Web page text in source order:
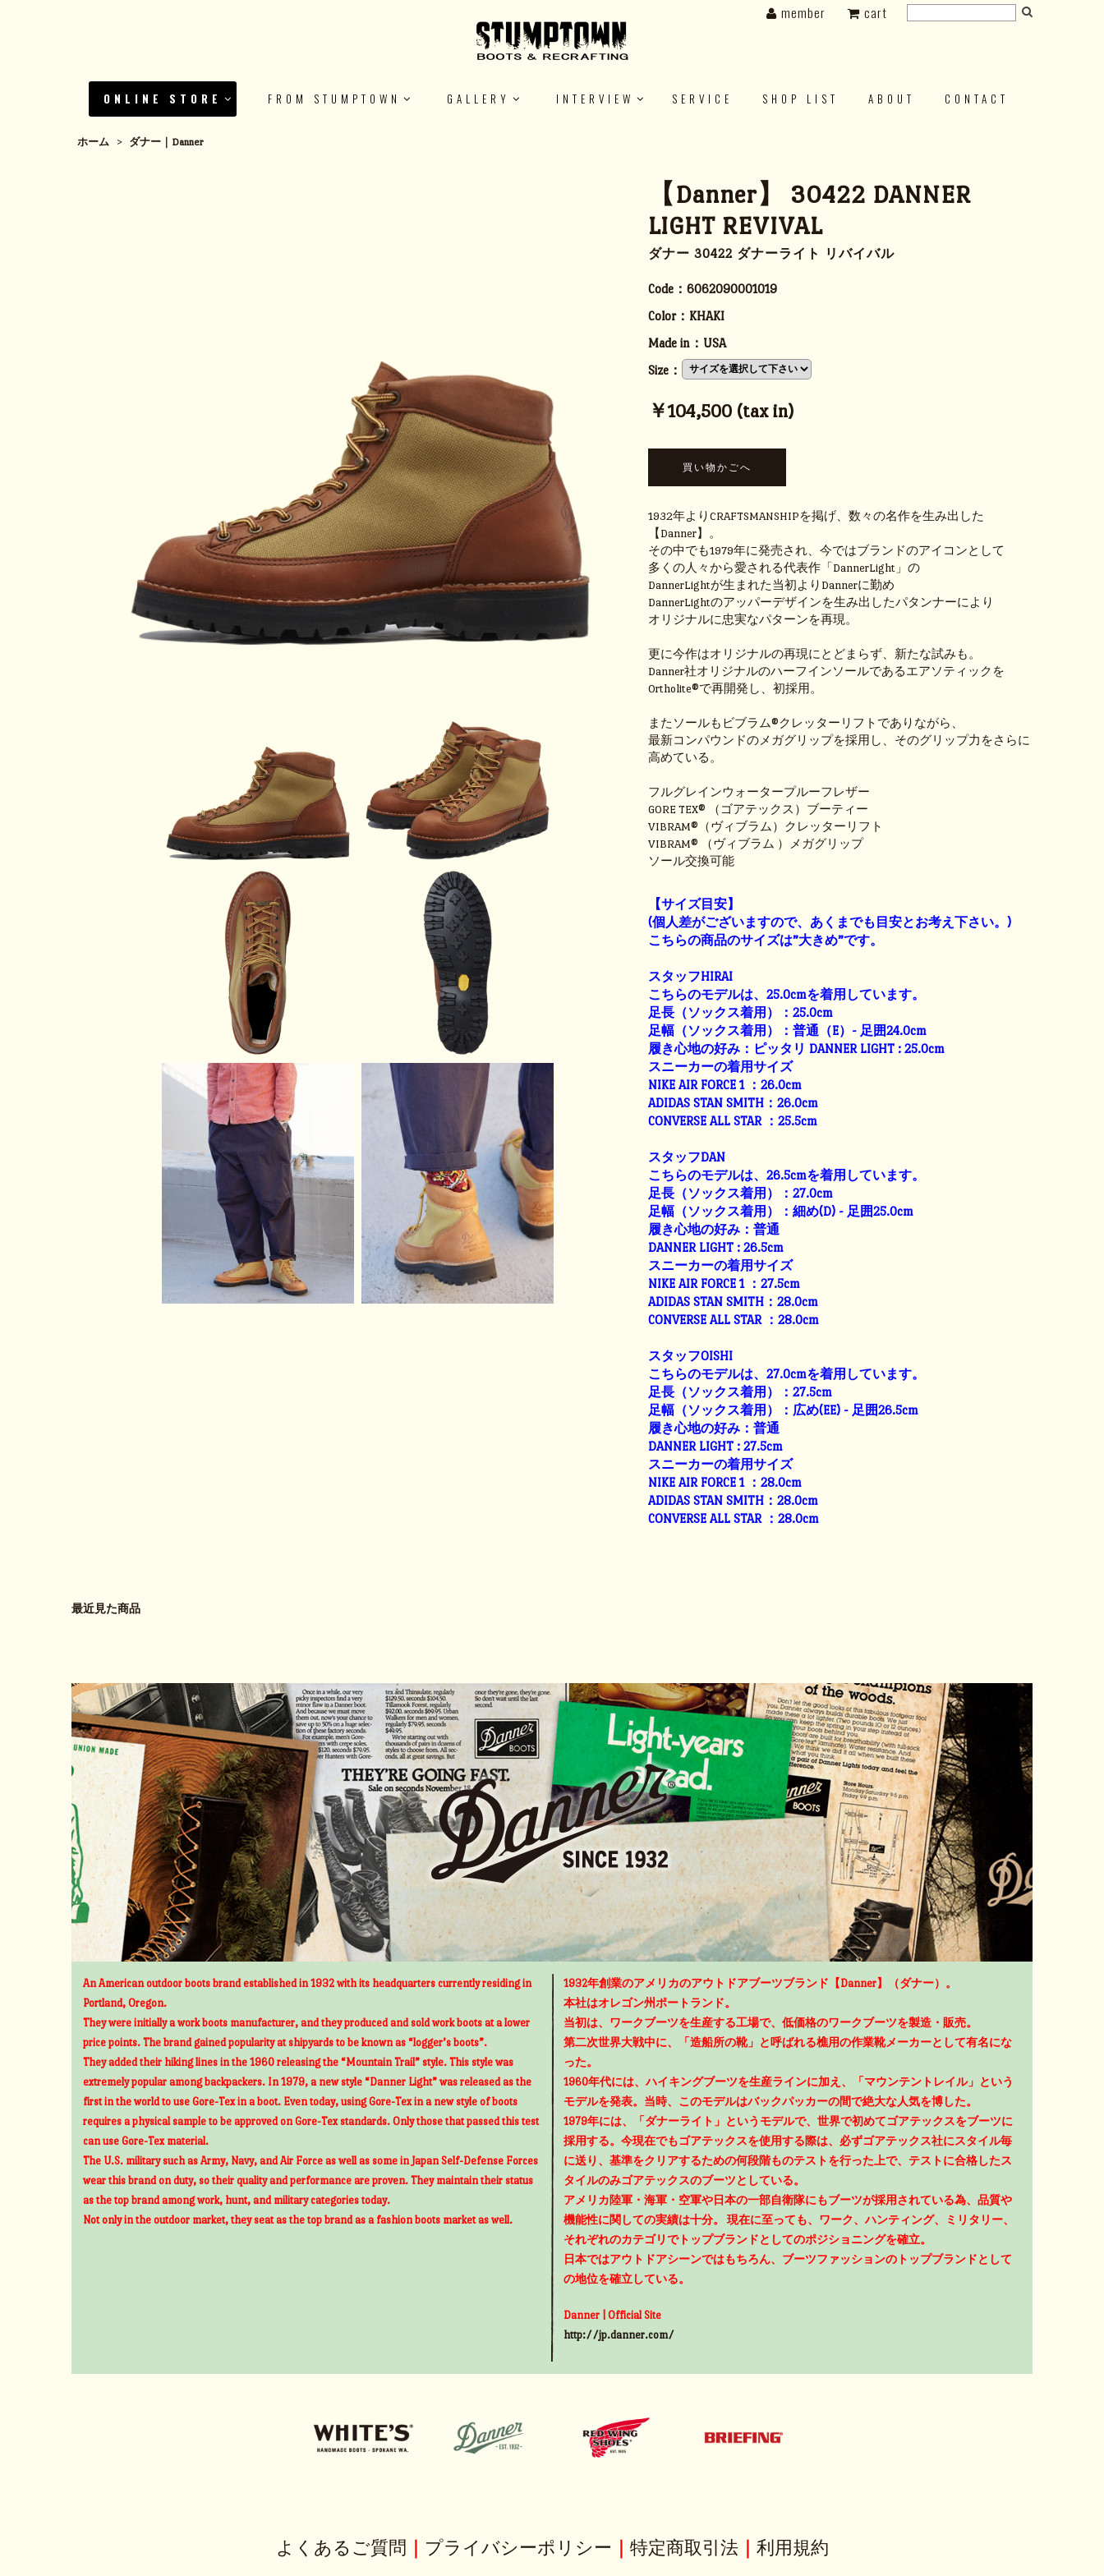
ONLINE STORE FROM STUMPTOWN GALLERY INTERVIEW SERVICE SHOP LIST ABOUT CONTACT
member cart
ホーム > ダナー｜Danner
【Danner】 30422 DANNER
LIGHT REVIVAL
ダナー 30422 ダナーライト リバイバル
Code： 6062090001019
Color： KHAKI
Made in： USA
Size：
￥104,500 (tax in)
1932年よりCRAFTSMANSHIPを掲げ、数々の名作を生み出した
【Danner】。
その中でも1979年に発売され、今ではブランドのアイコンとして
多くの人々から愛される代表作「DannerLight」の
DannerLightが生まれた当初よりDannerに勤め
DannerLightのアッパーデザインを生み出したパタンナーにより
オリジナルに忠実なパターンを再現。
更に今作はオリジナルの再現にとどまらず、新たな試みも。
Danner社オリジナルのハーフインソールであるエアソティックを
Ortholite®で再開発し、初採用。
またソールもビブラム®クレッターリフトでありながら、
最新コンパウンドのメガグリップを採用し、そのグリップ力をさらに
高めている。
フルグレインウォータープルーフレザー
GORE TEX® （ゴアテックス）ブーティー
VIBRAM®（ヴィブラム）クレッターリフト
VIBRAM® （ヴィブラム ）メガグリップ
ソール交換可能
【サイズ目安】
(個人差がございますので、あくまでも目安とお考え下さい。)
こちらの商品のサイズは”大きめ”です。
スタッフHIRAI
こちらのモデルは、25.0cmを着用しています。
足長（ソックス着用）：25.0cm
足幅（ソックス着用）：普通（E）- 足囲24.0cm
履き心地の好み：ピッタリ DANNER LIGHT : 25.0cm
スニーカーの着用サイズ
NIKE AIR FORCE 1 ：26.0cm
ADIDAS STAN SMITH：26.0cm
CONVERSE ALL STAR ：25.5cm
スタッフDAN
こちらのモデルは、26.5cmを着用しています。
足長（ソックス着用）：27.0cm
足幅（ソックス着用）：細め(D) - 足囲25.0cm
履き心地の好み：普通
DANNER LIGHT : 26.5cm
スニーカーの着用サイズ
NIKE AIR FORCE 1 ：27.5cm
ADIDAS STAN SMITH：28.0cm
CONVERSE ALL STAR ：28.0cm
スタッフOISHI
こちらのモデルは、27.0cmを着用しています。
足長（ソックス着用）：27.5cm
足幅（ソックス着用）：広め(EE) - 足囲26.5cm
履き心地の好み：普通
DANNER LIGHT : 27.5cm
スニーカーの着用サイズ
NIKE AIR FORCE 1 ：28.0cm
ADIDAS STAN SMITH：28.0cm
CONVERSE ALL STAR ：28.0cm
最近見た商品
An American outdoor boots brand established in 1932 with its headquarters currently residing in
Portland, Oregon.
They were initially a work boots manufacturer, and they produced and sold work boots at a lower
price points. The brand gained popularity at shipyards to be known as “logger’s boots”.
They added their hiking lines in the 1960 releasing the “Mountain Trail” style. This style was
extremely popular among backpackers. In 1979, a new style “Danner Light” was released as the
first in the world to use Gore-Tex in a boot. Even today, using Gore-Tex in a new style of boots
requires a physical sample to be approved on Gore-Tex standards. Only those that passed this test
can use Gore-Tex material.
The U.S. military such as Army, Navy, and Air Force as well as some in Japan Self-Defense Forces
wear this brand on duty, so their quality and performance are proven. They maintain their status
as the top brand among work, hunt, and military categories today.
Not only in the outdoor market, they seat as the top brand as a fashion boots market as well.
1932年創業のアメリカのアウトドアブーツブランド【Danner】（ダナー）。
本社はオレゴン州ポートランド。
当初は、ワークブーツを生産する工場で、低価格のワークブーツを製造・販売。
第二次世界大戦中に、「造船所の靴」と呼ばれる樵用の作業靴メーカーとして有名にな
った。
1960年代には、ハイキングブーツを生産ラインに加え、「マウンテントレイル」という
モデルを発表。当時、このモデルはバックパッカーの間で絶大な人気を博した。
1979年には、「ダナーライト」というモデルで、世界で初めてゴアテックスをブーツに
採用する。今現在でもゴアテックスを使用する際は、必ずゴアテックス社にスタイル毎
に送り、基準をクリアするための何段階ものテストを行った上で、テストに合格したス
タイルのみゴアテックスのブーツとしている。
アメリカ陸軍・海軍・空軍や日本の一部自衛隊にもブーツが採用されている為、品質や
機能性に関しての実績は十分。 現在に至っても、ワーク、ハンティング、ミリタリー、
それぞれのカテゴリでトップブランドとしてのポジショニングを確立。
日本ではアウトドアシーンではもちろん、ブーツファッションのトップブランドとして
の地位を確立している。
Danner | Official Site
http://jp.danner.com/
よくあるご質問 プライバシーポリシー 特定商取引法｜ 利用規約